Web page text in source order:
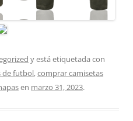
y está etiquetada con
de futbol,comprar camisetas
en marzo 31, 2023.